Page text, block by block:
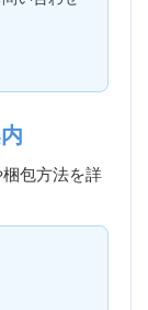
包方法を詳